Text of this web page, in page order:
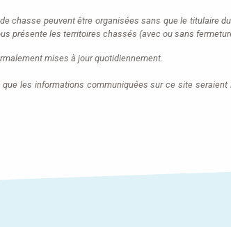
chasse peuvent être organisées sans que le titulaire
présente les territoires chassés (avec ou sans
mises à jour quotidiennement.
les informations communiquées sur ce site